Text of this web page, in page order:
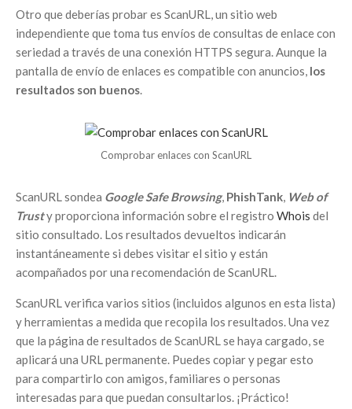
Otro que deberías probar es ScanURL, un sitio web
independiente que toma tus envíos de consultas de enlace con
seriedad a través de una conexión HTTPS segura. Aunque la
pantalla de envío de enlaces es compatible con anuncios, los
resultados son buenos.
Comprobar enlaces con ScanURL
ScanURL sondea Google Safe Browsing, PhishTank Web of
Trusty proporciona información sobre el registro Whois del
sitio consultado. Los resultados devueltos indicarán
instantáneamente si debes visitar el sitio y están
acompañados por una recomendación de ScanURL.
ScanURL verifica varios sitios (incluidos algunos en esta lista)
y herramientas a medida que recopila los resultados. Una vez
que la página de resultados de ScanURL se haya cargado, se
aplicará una URL permanente. Puedes copiar y pegar esto
para compartirlo con amigos, familiares o personas
interesadas para que puedan consultarlos. ¡Práctico!